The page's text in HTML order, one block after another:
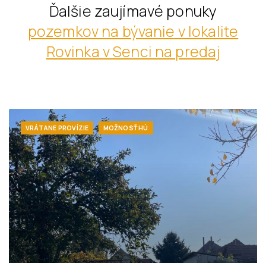
Ďalšie zaujímavé ponuky
pozemkov na bývanie v lokalite
Rovinka v Senci na predaj
VRÁTANE PROVÍZIE MOŽNOSŤ HÚ